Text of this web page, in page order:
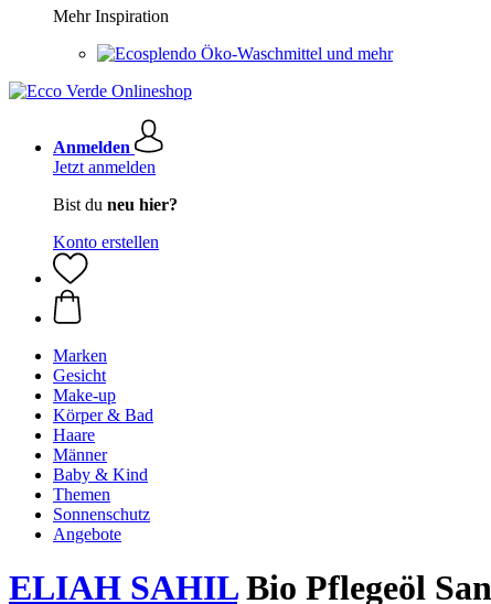
Mehr Inspiration
Öko-Waschmittel und mehr
Anmelden
Jetzt anmelden
Bist du neu hier?
Konto erstellen
Marken
Gesicht
Make-up
Körper & Bad
Haare
Männer
Baby & Kind
Themen
Sonnenschutz
Angebote
ELIAH SAHILBio Pflegeöl